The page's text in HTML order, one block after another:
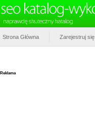
Strona Główna Zarejestruj się
Reklama